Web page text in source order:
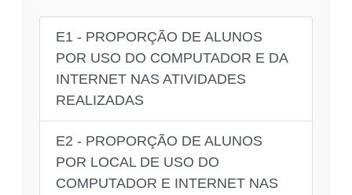
E1 - PROPORÇÃO DE ALUNOS
POR USO DO COMPUTADOR E DA
INTERNET NAS ATIVIDADES
REALIZADAS
E2 - PROPORÇÃO DE ALUNOS
POR LOCAL DE USO DO
COMPUTADOR E INTERNET NAS